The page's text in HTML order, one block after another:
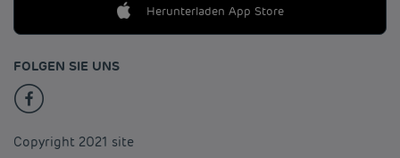
Herunterladen App Store
FOLGEN SIE UNS
Copyright 2021 site